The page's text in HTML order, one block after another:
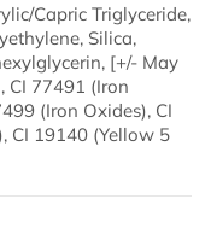
Capric Triglyceride,
Silica,
[+/- May
CI 77491 (Iron
(Iron Oxides), CI
CI 19140 (Yellow 5